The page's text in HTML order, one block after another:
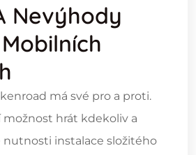
Nevýhody
má své pro a proti.
hrát kdekoliv a
nutnosti instalace složitého